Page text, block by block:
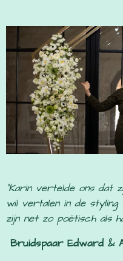
"Karin vertelde ons dat
wil vertalen in de styling
zijn net zo poëtisch als
Bruidspaar Edward &